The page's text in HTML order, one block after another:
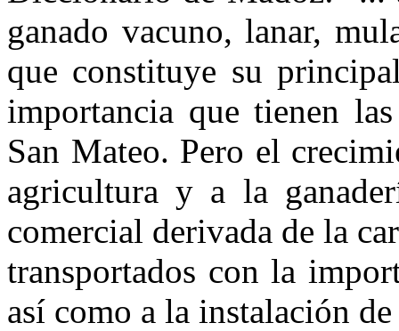
ganado vacuno, lanar,
que constituye su
importancia que tienen
San Mateo. Pero el
agricultura y a la
comercial derivada de la
transportados con la
así como a la instalación